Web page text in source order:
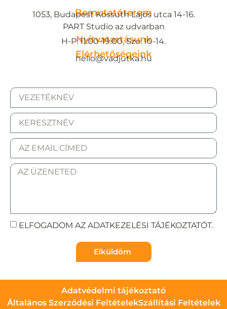
Bemutatóterem
1053, Budapest Kossuth Lajos utca 14-16.
PART Studio az udvarban
Nyitvatartásunk
H-P: 11:00-19:00, Szo: 10-14.
Elérhetőségeink
hello@vadjutka.hu
ELFOGADOM AZ ADATKEZELÉSI TÁJÉKOZTATÓT.
Elküldöm
Adatvédelmi tájékoztató
Általános Szerződési FeltételekSzállítási Feltételek